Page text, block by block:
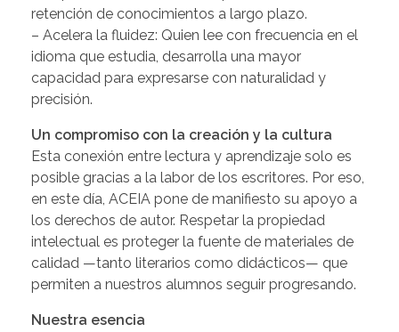
retención de conocimientos a largo plazo.
– Acelera la fluidez: Quien lee con frecuencia en el
idioma que estudia, desarrolla una mayor
capacidad para expresarse con naturalidad y
precisión.
Un compromiso con la creación y la cultura
Esta conexión entre lectura y aprendizaje solo es
posible gracias a la labor de los escritores. Por eso,
en este día, ACEIA pone de manifiesto su apoyo a
los derechos de autor. Respetar la propiedad
intelectual es proteger la fuente de materiales de
calidad —tanto literarios como didácticos— que
permiten a nuestros alumnos seguir progresando.
Nuestra esencia